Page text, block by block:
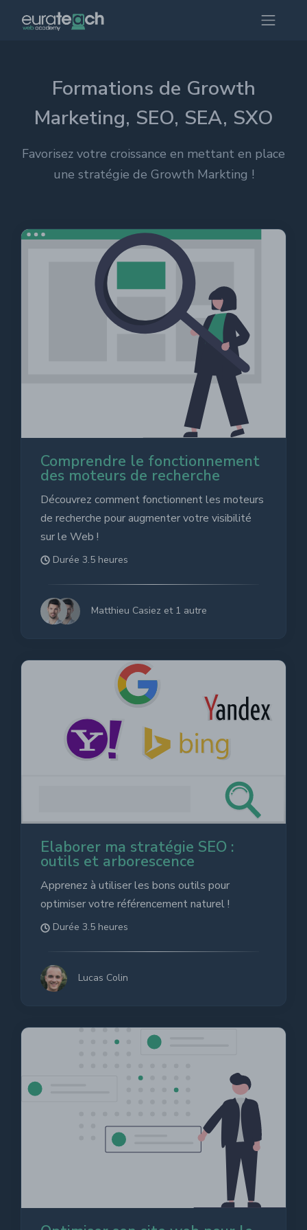
Formations de Growth
Marketing, SEO, SEA, SXO
Favorisez votre croissance en mettant en place
une stratégie de Growth Markting !
Comprendre le fonctionnement
des moteurs de recherche
Découvrez comment fonctionnent les moteurs
de recherche pour augmenter votre visibilité
sur le Web !
Durée 3.5 heures
Matthieu Casiez et 1 autre
Elaborer ma stratégie SEO :
outils et arborescence
Apprenez à utiliser les bons outils pour
optimiser votre référencement naturel !
Durée 3.5 heures
Lucas Colin